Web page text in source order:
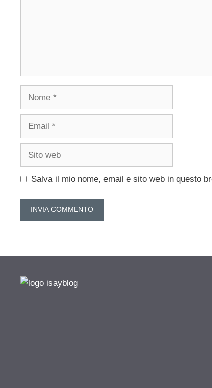
Nome
Email
Sito
Salva il mio nome, email e sito web in questo